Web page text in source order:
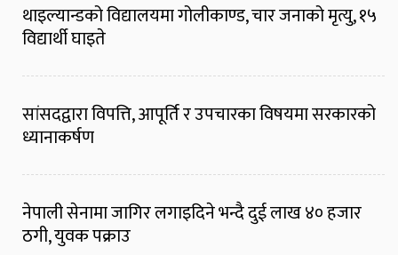
थाइल्यान्डको विद्यालयमा गोलीकाण्ड, चार जनाको मृत्यु, १५
विद्यार्थी घाइते
सांसदद्वारा विपत्ति, आपूर्ति र उपचारका विषयमा सरकारको
ध्यानाकर्षण
नेपाली सेनामा जागिर लगाइदिने भन्दै दुई लाख ४० हजार
ठगी, युवक पक्राउ